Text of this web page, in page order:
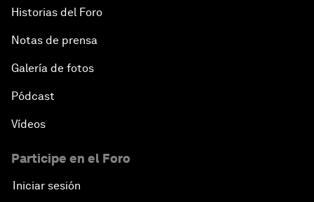
Historias del Foro
Notas de prensa
Galería de fotos
Pódcast
Vídeos
Participe en el Foro
Iniciar sesión